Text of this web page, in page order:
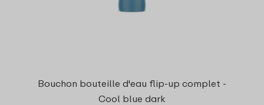
Bouchon bouteille d'eau flip-up complet -
Cool blue dark